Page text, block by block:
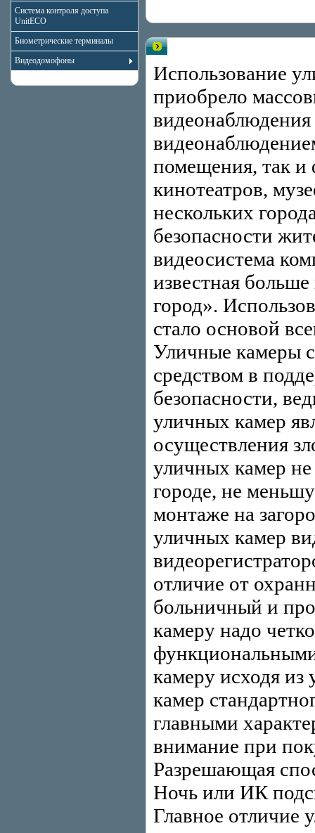
Система контроля доступа
UnitECO
Биометрические терминалы
Видеодомофоны
Использование
приобрело
помещения, так и
кинотеатров,
нескольких
безопасности
видеосистема
известная
город».
стало основой
Уличные камеры
средством в
безопасности,
уличных камер
осуществления
уличных камер
городе, не
монтаже на
уличных камер
отличие от
больничный и
камеру надо
камеру исходя из
камер
главными
внимание при
Разрешающая
Ночь или ИК
Главное отличие